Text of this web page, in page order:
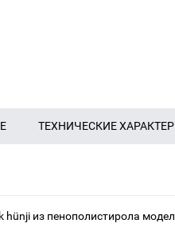
ТЕХНИЧЕСКИЕ
hünji из пенополистирола